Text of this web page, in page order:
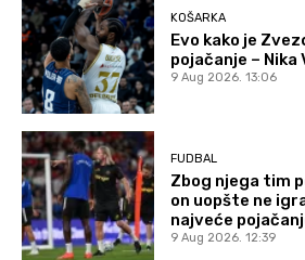
KOŠARKA
Evo kako je
pojačanje – Nika
9 Aug 2026. 13:06
FUDBAL
Zbog njega tim
on uopšte ne
najveće
9 Aug 2026. 12:39